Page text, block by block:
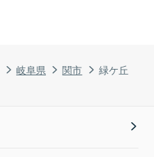
岐阜県 関市 緑ケ丘